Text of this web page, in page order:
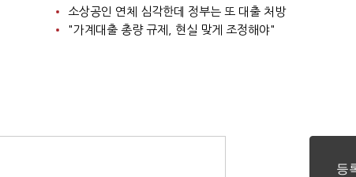
소상공인 연체 심각한데 정부는 또 대출 처방
"가계대출 총량 규제, 현실 맞게 조정해야"